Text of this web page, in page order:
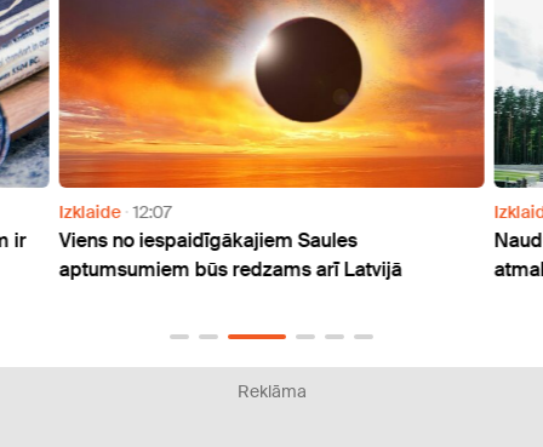
ir
Izklaide 12:07
Viens no iespaidīgākajiem Saules
aptumsumiem būs redzams arī Latvijā
Reklāma